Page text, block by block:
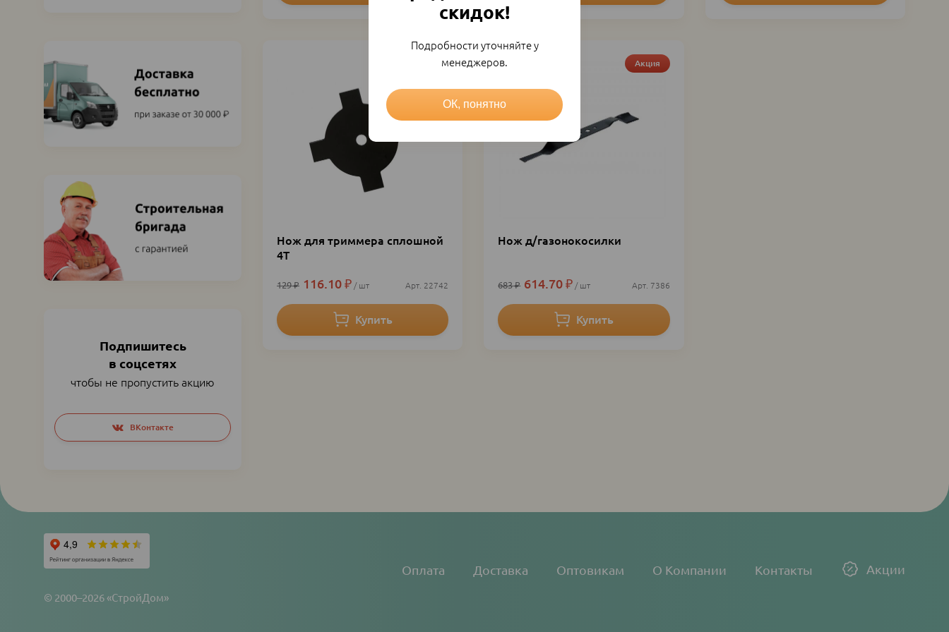
Подпишитесь
в соцсетях
чтобы не пропустить акцию
Social
networks
links
ВКонтакте
Нож для триммера сплошной
4Т
129 ₽ 116.10 ₽ шт 22742
Акция
Нож д/газонокосилки
683 ₽ 614.70 ₽ шт 7386
© 2000–2026 «СтройДом»
Основная
Оплата Доставка Оптовикам О Компании Контакты Акции
скидок!
Подробности уточняйте у
менеджеров.
ОК, понятно